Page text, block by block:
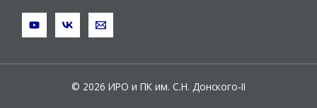
© 2026 ИРО и ПК им. С.Н. Донского-II